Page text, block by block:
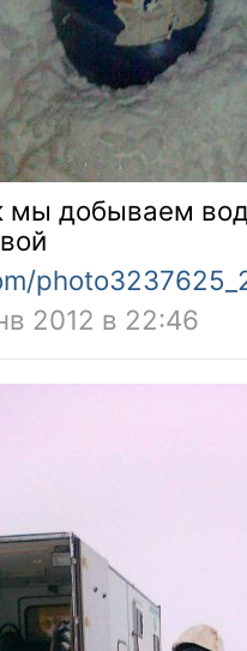
мы добываем
2012 в 22:46